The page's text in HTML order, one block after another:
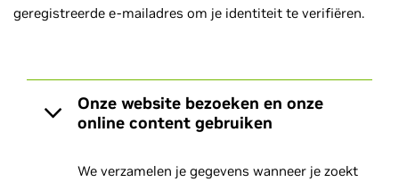
geregistreerde e-mailadres om je identiteit te verifiëren.
Onze website bezoeken en onze
online content gebruiken
We verzamelen je gegevens wanneer je zoekt